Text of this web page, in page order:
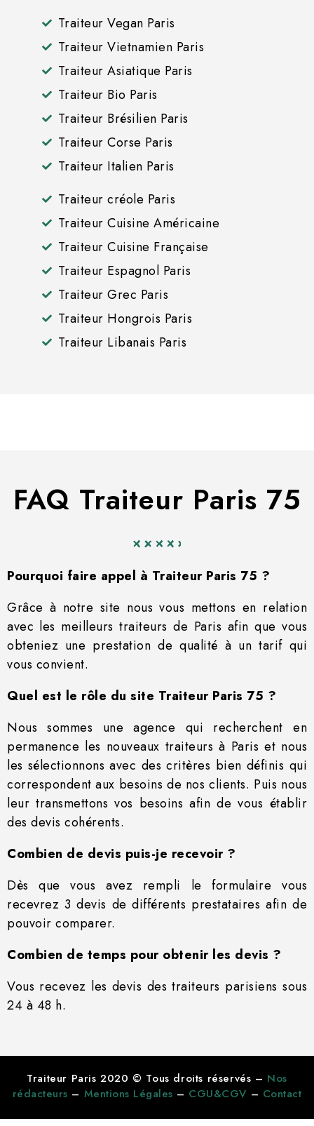
Traiteur Vegan Paris
Traiteur Vietnamien Paris
Traiteur Asiatique Paris
Traiteur Bio Paris
Traiteur Brésilien Paris
Traiteur Corse Paris
Traiteur Italien Paris
Traiteur créole Paris
Traiteur Cuisine Américaine
Traiteur Cuisine Française
Traiteur Espagnol Paris
Traiteur Grec Paris
Traiteur Hongrois Paris
Traiteur Libanais Paris
FAQ Traiteur Paris 75
Pourquoi faire appel à Traiteur Paris 75 ?
Grâce à notre site nous vous mettons en relation
avec les meilleurs traiteurs de Paris afin que vous
obteniez une prestation de qualité à un tarif qui
vous convient.
Quel est le rôle du site Traiteur Paris 75 ?
Nous sommes une agence qui recherchent en
permanence les nouveaux traiteurs à Paris et nous
les sélectionnons avec des critères bien définis qui
correspondent aux besoins de nos clients. Puis nous
leur transmettons vos besoins afin de vous établir
des devis cohérents.
Combien de devis puis-je recevoir ?
Dès que vous avez rempli le formulaire vous
recevrez 3 devis de différents prestataires afin de
pouvoir comparer.
Combien de temps pour obtenir les devis ?
Vous recevez les devis des traiteurs parisiens sous
24 à 48 h.
Traiteur Paris 2020 © Tous droits réservés – Nos
rédacteurs – Mentions Légales – CGU&CGV – Contact